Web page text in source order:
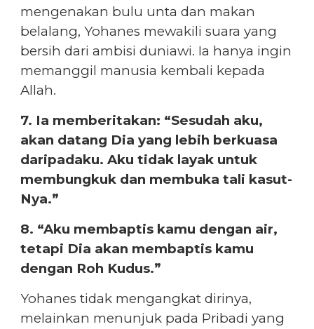
mengenakan bulu unta dan makan
belalang, Yohanes mewakili suara yang
bersih dari ambisi duniawi. Ia hanya ingin
memanggil manusia kembali kepada
Allah.
7. Ia memberitakan: “Sesudah aku,
akan datang Dia yang lebih berkuasa
daripadaku. Aku tidak layak untuk
membungkuk dan membuka tali kasut-
Nya.”
8. “Aku membaptis kamu dengan air,
tetapi Dia akan membaptis kamu
dengan Roh Kudus.”
Yohanes tidak mengangkat dirinya,
melainkan menunjuk pada Pribadi yang